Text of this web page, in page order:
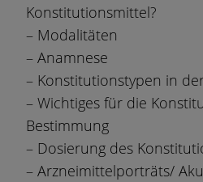
Konstitutionsmittel?
– Modalitäten
– Anamnese
– Konstitutionstypen in
– Wichtiges für die
Bestimmung
– Dosierung des
– Arzneimittelporträts/